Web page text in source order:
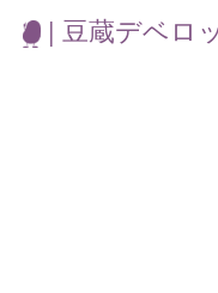
| 豆蔵デベロ